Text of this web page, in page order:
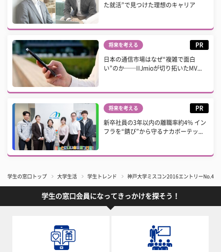
た就活”で見つけた理想のキャリア
将来を考える PR
日本の通信市場はなぜ“複雑で面白
い”のか──IIJmioが切り拓いたMV...
将来を考える PR
新卒社員の3年以内の離職率約4% イン
フラを“錆び”から守るナカボーテッ...
学生の窓口トップ 大学生活 学生トレンド 神戸大学ミスコン2016エントリーNo.4住
学生の窓口会員になってきっかけを探そう！